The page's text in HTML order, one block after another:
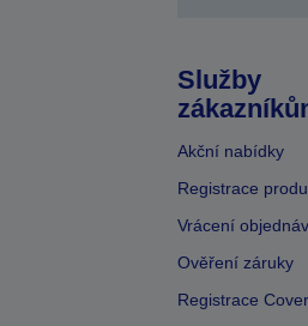
Služby
Akční nabídky
Registrace
Vrácení
Ověření záruky
Registrace